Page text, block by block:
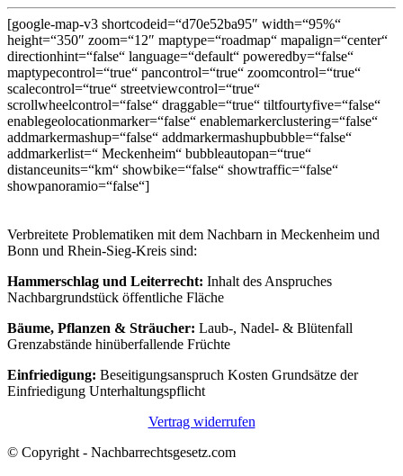
[google-map-v3 shortcodeid=“d70e52ba95″ width=“95%“
height=“350″ zoom=“12″ maptype=“roadmap“ mapalign=“center“
directionhint=“false“ language=“default“ poweredby=“false“
maptypecontrol=“true“ pancontrol=“true“ zoomcontrol=“true“
scalecontrol=“true“ streetviewcontrol=“true“
scrollwheelcontrol=“false“ draggable=“true“ tiltfourtyfive=“false“
enablegeolocationmarker=“false“ enablemarkerclustering=“false“
addmarkermashup=“false“ addmarkermashupbubble=“false“
addmarkerlist=“ Meckenheim“ bubbleautopan=“true“
distanceunits=“km“ showbike=“false“ showtraffic=“false“
showpanoramio=“false“]
Verbreitete Problematiken mit dem Nachbarn in Meckenheim und
Bonn und Rhein-Sieg-Kreis sind:
Hammerschlag und Leiterrecht: Inhalt des Anspruches
Nachbargrundstück öffentliche Fläche
Bäume, Pflanzen & Sträucher: Laub-, Nadel- & Blütenfall
Grenzabstände hinüberfallende Früchte
Einfriedigung: Beseitigungsanspruch Kosten Grundsätze der
Einfriedigung Unterhaltungspflicht
Vertrag widerrufen
© Copyright - Nachbarrechtsgesetz.com